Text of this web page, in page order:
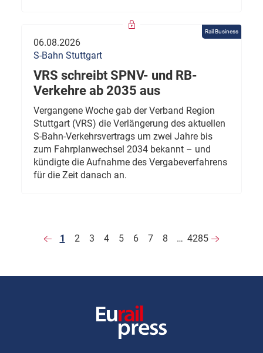
Rail Business
06.08.2026
S-Bahn Stuttgart
VRS schreibt SPNV- und RB-
Verkehre ab 2035 aus
Vergangene Woche gab der Verband Region
Stuttgart (VRS) die Verlängerung des aktuellen
S-Bahn-Verkehrsvertrags um zwei Jahre bis
zum Fahrplanwechsel 2034 bekannt – und
kündigte die Aufnahme des Vergabeverfahrens
für die Zeit danach an.
1 2 3 4 5 6 7 8 … 4285